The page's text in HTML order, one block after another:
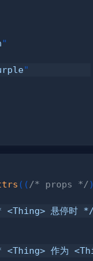
"
"
( ( /* props */)